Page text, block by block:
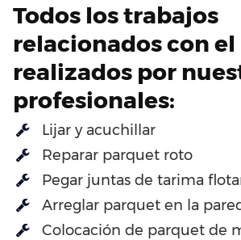
Todos los trabajos
relacionados con
realizados por
profesionales:
Lijar y acuchillar
Reparar parquet roto
Pegar juntas de tarima
Arreglar parquet en la
Colocación de parquet de